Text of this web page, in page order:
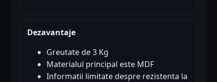
Dezavantaje
Greutate de 3 Kg
Materialul principal este MDF
Informatii limitate despre rezistenta la